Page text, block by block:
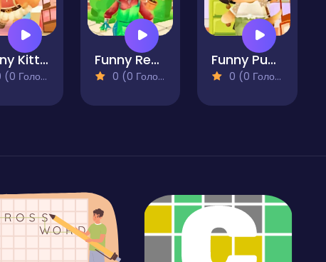
Funny Kitty Dressup
Голосів)
Funny Rescue Gardener
0 (0 Голосів)
Funny Puppy Dressup
0 (0 Голосів)